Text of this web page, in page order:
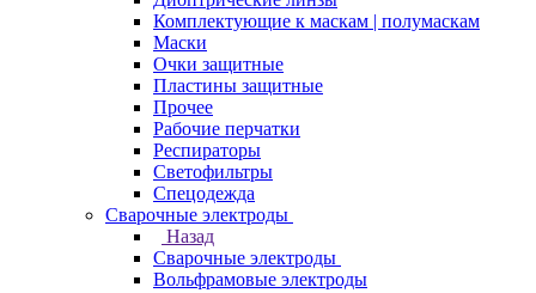
Комплектующие к маскам | полумаскам
Маски
Очки защитные
Пластины защитные
Прочее
Рабочие перчатки
Респираторы
Светофильтры
Спецодежда
Сварочные электроды
Назад
Сварочные электроды
Вольфрамовые электроды